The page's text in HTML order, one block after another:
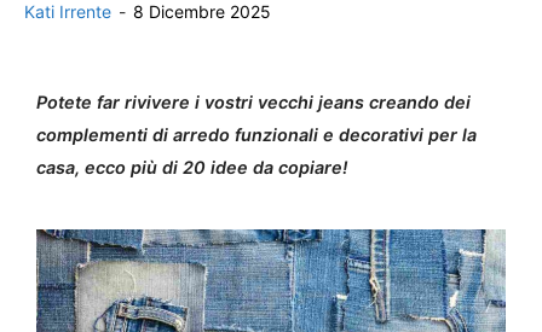
Kati Irrente - 8 Dicembre 2025
Potete far rivivere i vostri vecchi jeans creando dei
complementi di arredo funzionali e decorativi per la
casa, ecco più di 20 idee da copiare!